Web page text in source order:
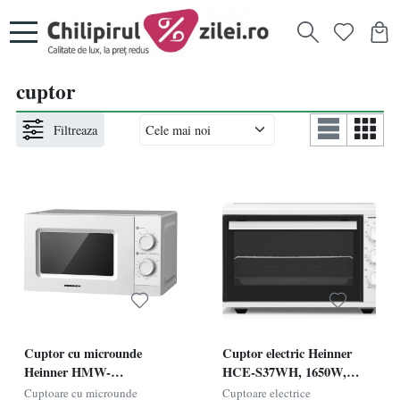
cuptor
Filtreaza
Cuptor cu microunde
Heinner HMW-
MD20MWH, 20L, Control
Cuptoare cu microunde
Cuptor electric Heinner
HCE-S37WH, 1650W,
Capacitate 37L, 4 functii de
Cuptoare electrice